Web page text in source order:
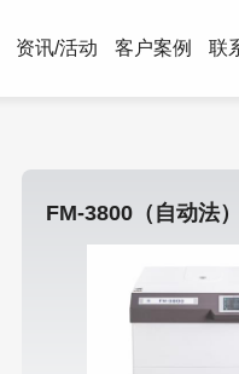
资讯/活动 客户案例 联